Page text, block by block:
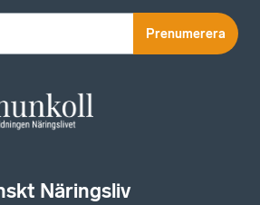
Prenumerera
Näringsliv